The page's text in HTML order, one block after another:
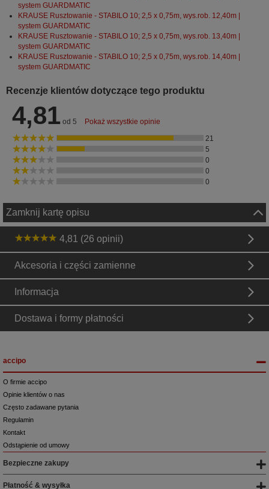
system GUARDMATIC
KRAUSE Rusztowanie - STABILO 10; 2,5 x 0,75m, wys.rob. 12,40m |
system GUARDMATIC
KRAUSE Rusztowanie - STABILO 10; 2,5 x 0,75m, wys.rob. 13,40m |
system GUARDMATIC
KRAUSE Rusztowanie - STABILO 10; 2,5 x 0,75m, wys.rob. 14,40m |
system GUARDMATIC
Recenzje klientów dotyczące tego produktu
4,81 od 5 Pokaż wszystkie opinie
21
5
0
0
0
Zamknij kartę opisu
4,81 (26 opinii)
Akcesoria i części zamienne
Informacja
Dostawa i formy płatności
accipo
O firmie accipo
Opinie klientów o nas
Często zadawane pytania
Regulamin
Kontakt
Odstąpienie od umowy
Bezpieczne zakupy
Płatność & wysyłka